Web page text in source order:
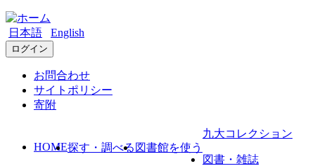
日本語 English
ログイン
お問合わせ
サイトポリシー
寄附
HOME探す・調べる 図書館を使う
九大コレクション
図書・雑誌